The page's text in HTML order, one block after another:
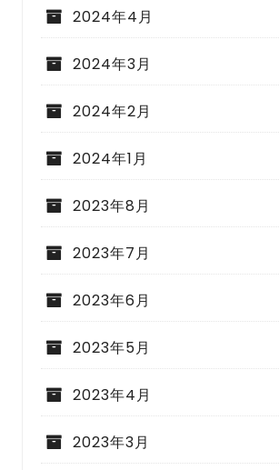
2024年4月
2024年3月
2024年2月
2024年1月
2023年8月
2023年7月
2023年6月
2023年5月
2023年4月
2023年3月